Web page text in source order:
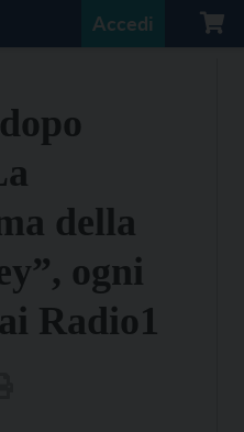
Accedi
della
ogni
Radio1